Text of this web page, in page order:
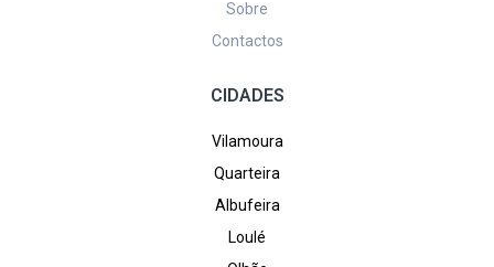
Sobre
Contactos
CIDADES
Vilamoura
Quarteira
Albufeira
Loulé